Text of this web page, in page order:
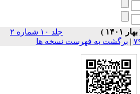
جلد ۱۰ شماره ۲
|برگشت به فهرست نسخه ها